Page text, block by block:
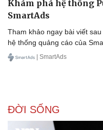
Khám phá hệ thống
SmartAds
Tham khảo ngay bài viết
hệ thống quảng cáo của
| SmartAds
ĐỜI SỐNG